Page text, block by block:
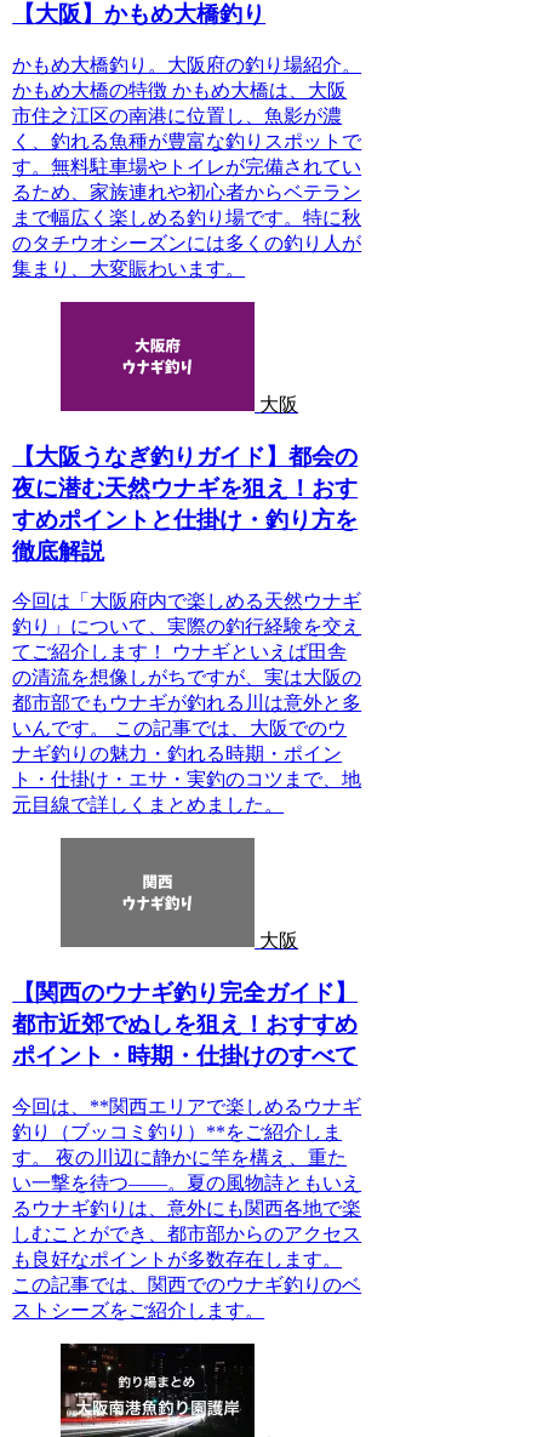
【大阪】かもめ大橋釣り
かもめ大橋釣り。大阪府の釣り場紹介。
かもめ大橋の特徴 かもめ大橋は、大阪
市住之江区の南港に位置し、魚影が濃
く、釣れる魚種が豊富な釣りスポットで
す。無料駐車場やトイレが完備されてい
るため、家族連れや初心者からベテラン
まで幅広く楽しめる釣り場です。特に秋
のタチウオシーズンには多くの釣り人が
集まり、大変賑わいます。
大阪
【大阪うなぎ釣りガイド】都会の
夜に潜む天然ウナギを狙え！おす
すめポイントと仕掛け・釣り方を
徹底解説
今回は「大阪府内で楽しめる天然ウナギ
釣り」について、実際の釣行経験を交え
てご紹介します！ ウナギといえば田舎
の清流を想像しがちですが、実は大阪の
都市部でもウナギが釣れる川は意外と多
いんです。 この記事では、大阪でのウ
ナギ釣りの魅力・釣れる時期・ポイン
ト・仕掛け・エサ・実釣のコツまで、地
元目線で詳しくまとめました。
大阪
【関西のウナギ釣り完全ガイド】
都市近郊でぬしを狙え！おすすめ
ポイント・時期・仕掛けのすべて
今回は、**関西エリアで楽しめるウナギ
釣り（ブッコミ釣り）**をご紹介しま
す。 夜の川辺に静かに竿を構え、重た
い一撃を待つ――。夏の風物詩ともいえ
るウナギ釣りは、意外にも関西各地で楽
しむことができ、都市部からのアクセス
も良好なポイントが多数存在します。
この記事では、関西でのウナギ釣りのベ
ストシーズをご紹介します。